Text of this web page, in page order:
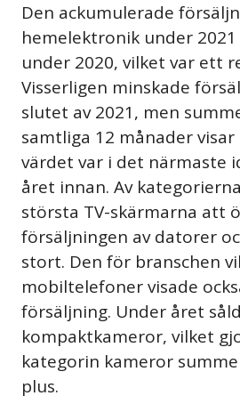
Den ackumulerade
hemelektronik under
under 2020, vilket var ett
Visserligen minskade
slutet av 2021, men
samtliga 12 månader
värdet var i det närmaste
året innan. Av
största TV-skärmarna att
försäljningen av datorer
stort. Den för branschen
mobiltelefoner visade
försäljning. Under året
kompaktkameror, vilket
kategorin kameror
plus.